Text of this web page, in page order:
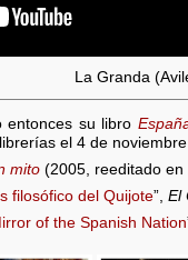
La Granda
entonces su libro
el 4 de
mito (2005, reeditado en
filosófico del Quijote”, El
of the Spanish Nation